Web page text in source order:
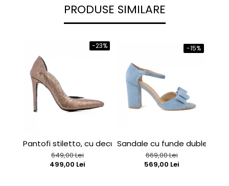
PRODUSE SIMILARE
-23%
Pantofi stiletto, cu decupaj interior, din piele bronz
649,00 Lei
499,00 Lei
-15%
Sandale cu funde duble, din
669,00 Lei
569,00 Lei